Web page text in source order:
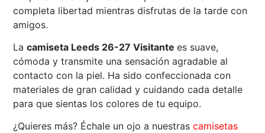
completa libertad mientras disfrutas de la tarde con
amigos.
Lacamiseta Leeds 26-27 Visitante es suave,
cómoda y transmite una sensación agradable al
contacto con la piel. Ha sido confeccionada con
materiales de gran calidad y cuidando cada detalle
para que sientas los colores de tu equipo.
¿Quieres más? Échale un ojo a nuestrascamisetas